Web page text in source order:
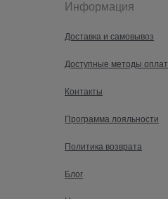
Информация
Доставка и самовывоз
Доступные методы оплат
Контакты
Программа лояльности
Политика возврата
Блог